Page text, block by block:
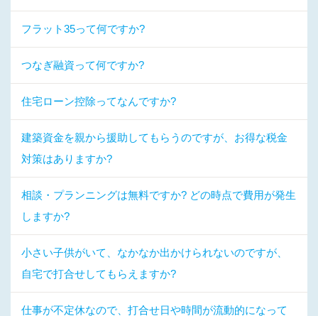
フラット35って何ですか?
つなぎ融資って何ですか?
住宅ローン控除ってなんですか?
建築資金を親から援助してもらうのですが、お得な税金
対策はありますか?
相談・プランニングは無料ですか? どの時点で費用が発生
しますか?
小さい子供がいて、なかなか出かけられないのですが、
自宅で打合せしてもらえますか?
仕事が不定休なので、打合せ日や時間が流動的になって